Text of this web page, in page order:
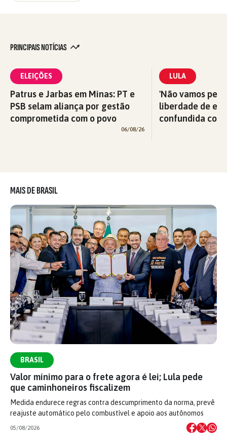
PRINCIPAIS NOTÍCIAS
ELEIÇÕES
Patrus e Jarbas em Minas: PT e
PSB selam aliança por gestão
comprometida com o povo
06/08/26
LULA
'Não vamos
liberdade de
confundida
MAIS DE BRASIL
BRASIL
Valor mínimo para o frete agora é lei; Lula pede
que caminhoneiros fiscalizem
Medida endurece regras contra descumprimento da norma, prevê
reajuste automático pelo combustível e apoio aos autônomos
05/08/2026